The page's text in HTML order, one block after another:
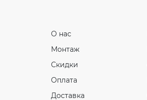
О нас
Монтаж
Скидки
Оплата
Доставка